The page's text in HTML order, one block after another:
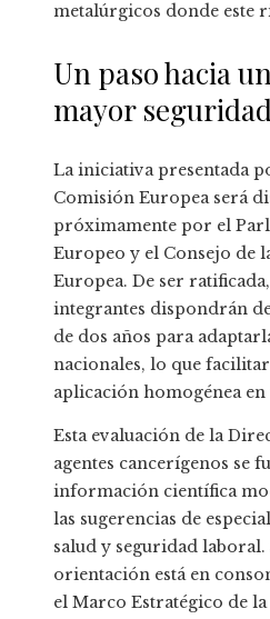
metalúrgicos donde este
Un paso hacia
mayor
La iniciativa presentada
Comisión Europea será
próximamente por el
Europeo y el Consejo de
Europea. De ser
integrantes dispondrán
de dos años para
nacionales, lo que
aplicación homogénea en
Esta evaluación de la
agentes cancerígenos se
información científica
las sugerencias de
salud y seguridad laboral.
orientación está en
el Marco Estratégico de